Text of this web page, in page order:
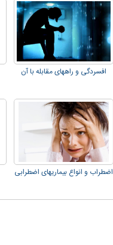
افسردگی و راههای مقابله با آن
اضطراب و انواع بیماریهای اضطرابی